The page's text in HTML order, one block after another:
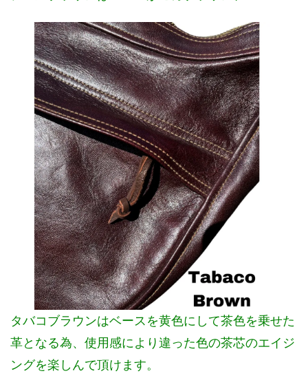
タバコブラウンはベースを黄色にして茶色を乗せた
革となる為、使用感により違った色の茶芯のエイジ
ングを楽しんで頂けます。